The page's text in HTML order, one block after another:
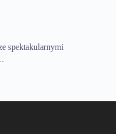
spektakularnymi